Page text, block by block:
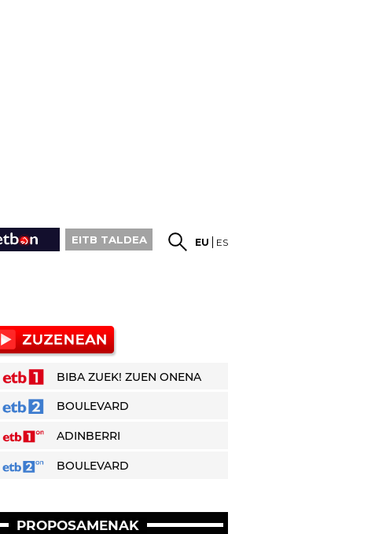
EITB TALDEA EU ES
BIBA ZUEK! ZUEN ONENA
BOULEVARD
ADINBERRI
BOULEVARD
PROPOSAMENAK